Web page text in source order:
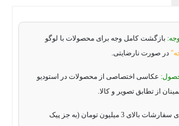
بازگشت کامل وجه برای محصولات با لوگو
در صورت نارضایتی.
عکاسی اختصاصی از محصولات در استودیو
از تطابق تصویر و کالا.
برای سفارشات بالای 3 میلیون تومان (به جز پیک